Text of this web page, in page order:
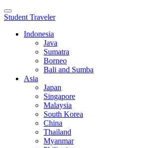
Toggle
navigation
Student Traveler
Indonesia
Java
Sumatra
Borneo
Bali and Sumba
Asia
Japan
Singapore
Malaysia
South Korea
China
Thailand
Myanmar